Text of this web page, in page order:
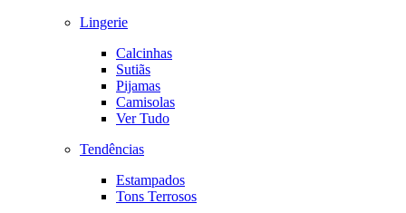
Lingerie
Calcinhas
Sutiãs
Pijamas
Camisolas
Ver Tudo
Tendências
Estampados
Tons Terrosos